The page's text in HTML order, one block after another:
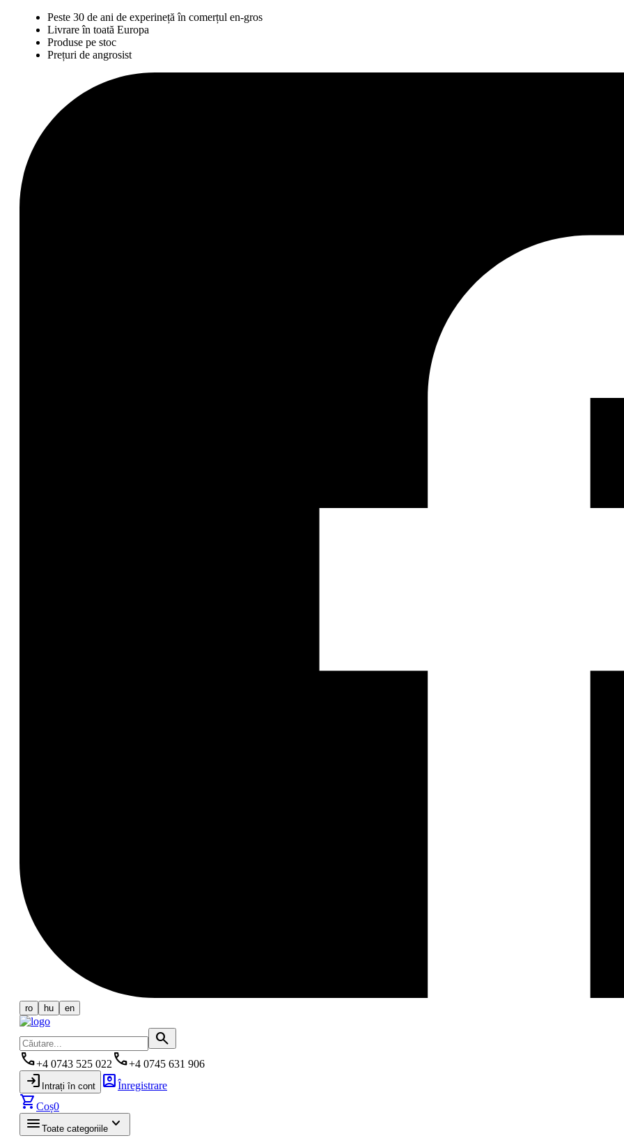
Peste 30 de ani de experineță în comerțul en-gros
Livrare în toată Europa
Produse pe stoc
Prețuri de angrosist
ro hu en
search
phone+4 0743 525 022 phone+4 0745 631 906
login Intrați în cont account_boxÎnregistrare
shopping_cartCoș0
menu Toate categoriile keyboard_arrow_down